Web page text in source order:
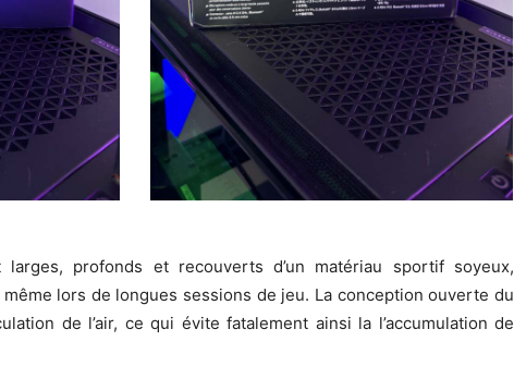
larges, profonds et recouverts d’un matériau sportif soyeux,
lors de longues sessions de jeu. La conception ouverte du
de l’air, ce qui évite fatalement ainsi la l’accumulation de